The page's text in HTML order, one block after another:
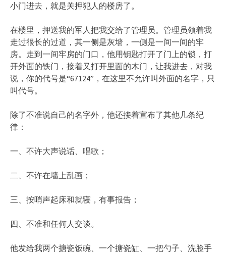
小门进去，就是关押犯人的楼房了。
在楼里，押送我的军人把我交给了管理员。管理员领着我
走过很长的过道，其一侧是灰墙，一侧是一间一间的牢
房。走到一间牢房的门口，他用钥匙打开了门上的锁，打
开外面的铁门，接着又打开里面的木门，让我进去，对我
说，你的代号是“67124”，在这里不允许叫外面的名字，只
叫代号。
除了不准说自己的名字外，他还接着宣布了其他几条纪
律：
一、不许大声说话、唱歌；
二、不许在墙上乱画；
三、按哨声起床和就寝，有事报告；
四、不准和任何人交谈。
他发给我两个搪瓷饭碗、一个搪瓷缸、一把勺子、洗脸手